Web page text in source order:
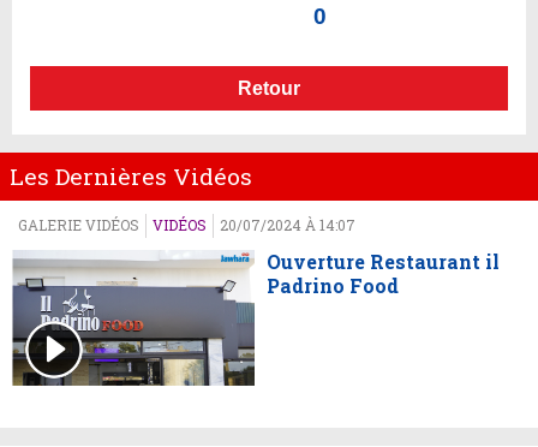
0
Retour
Les Dernières Vidéos
GALERIE VIDÉOS VIDÉOS 20/07/2024 À 14:07
Ouverture Restaurant il
Padrino Food